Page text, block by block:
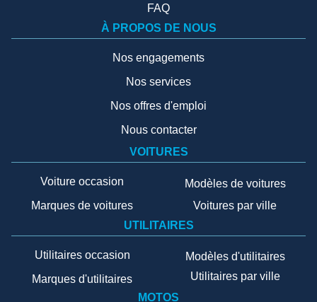
FAQ
À PROPOS DE NOUS
Nos engagements
Nos services
Nos offres d'emploi
Nous contacter
VOITURES
Voiture occasion
Marques de voitures
Modèles de voitures
Voitures par ville
UTILITAIRES
Utilitaires occasion
Marques d'utilitaires
Modèles d'utilitaires
Utilitaires par ville
MOTOS